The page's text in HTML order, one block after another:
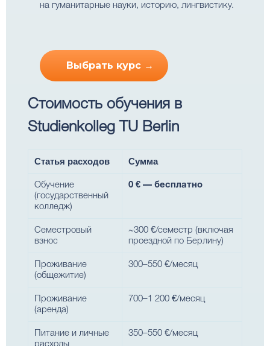
на гуманитарные науки, историю, лингвистику.
Выбрать курс →
Стоимость обучения в
Studienkolleg TU Berlin
Статья расходов Сумма
Обучение
(государственный
колледж)
0 € — бесплатно
Семестровый
взнос
~300 €/семестр (включая
проездной по Берлину)
Проживание
(общежитие)
300–550 €/месяц
Проживание
(аренда)
700–1 200 €/месяц
Питание и личные
350–550 €/месяц